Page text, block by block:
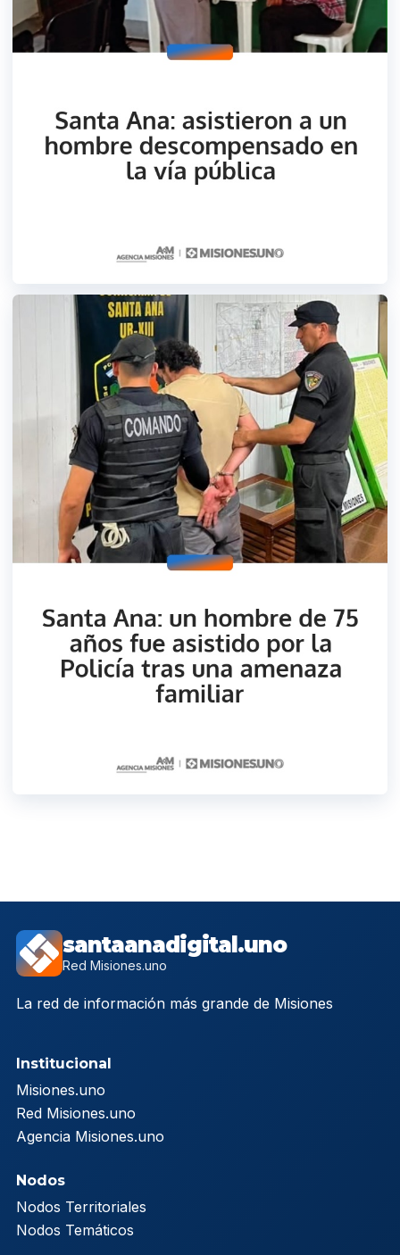
santaanadigital.uno
Red Misiones.uno
La red de información más grande de Misiones
Institucional
Misiones.uno
Red Misiones.uno
Agencia Misiones.uno
Nodos
Nodos Territoriales
Nodos Temáticos